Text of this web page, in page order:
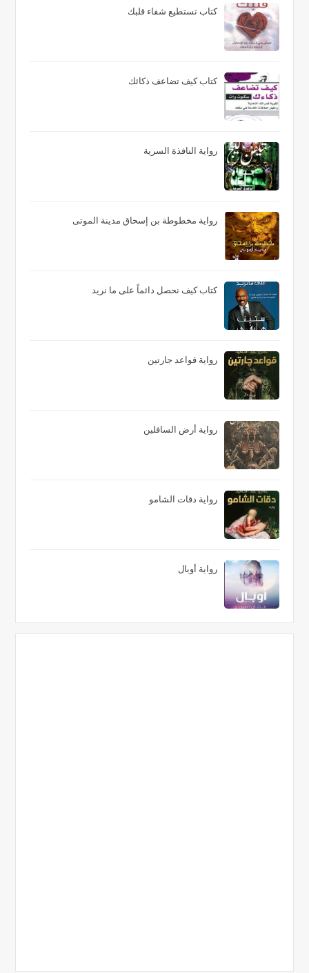
كتاب تستطيع شفاء قلبك
كتاب كيف تضاعف ذكائك
رواية النافذة السرية
رواية مخطوطة بن إسحاق مدينة الموتى
كتاب كيف نحصل دائماً على ما نريد
رواية قواعد جارتين
رواية أرض السافلين
رواية دقات الشامو
رواية أوبال